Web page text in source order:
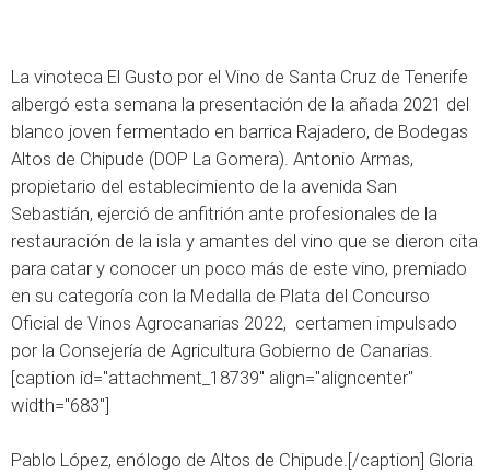
La vinoteca El Gusto por el Vino de Santa Cruz de Tenerife
albergó esta semana la presentación de la añada 2021 del
blanco joven fermentado en barrica Rajadero, de Bodegas
Altos de Chipude (DOP La Gomera). Antonio Armas,
propietario del establecimiento de la avenida San
Sebastián, ejerció de anfitrión ante profesionales de la
restauración de la isla y amantes del vino que se dieron cita
para catar y conocer un poco más de este vino, premiado
en su categoría con la Medalla de Plata del Concurso
Oficial de Vinos Agrocanarias 2022, certamen impulsado
por la Consejería de Agricultura Gobierno de Canarias.
[caption id="attachment_18739" align="aligncenter"
width="683"]
Pablo López, enólogo de Altos de Chipude.[/caption] Gloria